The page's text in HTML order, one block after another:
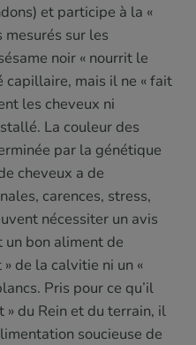
et participe à la «
mesurés sur les
noir « nourrit le
capillaire, mais il ne « fait
les cheveux ni
La couleur des
par la génétique
cheveux a de
carences, stress,
nécessiter un avis
un bon aliment de
de la calvitie ni un «
Pris pour ce qu’il
» du Rein et du terrain, il
soucieuse de